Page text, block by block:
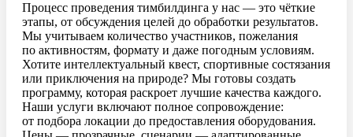
Процесс проведения тимбилдинга у нас — это чёткие
этапы, от обсуждения целей до обработки результатов.
Мы учитываем количество участников, пожелания
по активностям, формату и даже погодным условиям.
Хотите интеллектуальный квест, спортивные состязания
или приключения на природе? Мы готовы создать
программу, которая раскроет лучшие качества каждого.
Наши услуги включают полное сопровождение:
от подбора локации до предоставления оборудования.